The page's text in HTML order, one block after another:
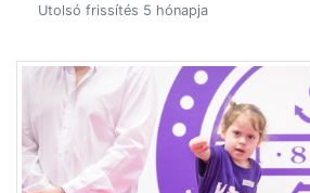
Utolsó frissítés 5 hónapja